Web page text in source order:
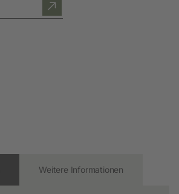
Weitere Informationen